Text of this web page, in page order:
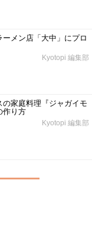
ーメン店「大中」にプロ
Kyotopi 編集部
家庭料理『ジャガイモ
作り方
Kyotopi 編集部